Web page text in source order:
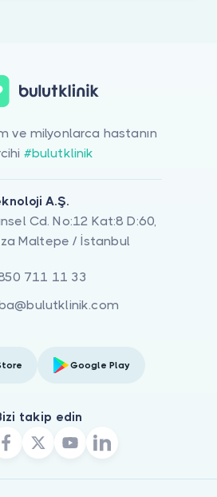
ve milyonlarca hastanın
#bulutklinik
A.Ş.
Cd. No:12 Kat:8 D:60,
Maltepe / İstanbul
711 11 33
Google Play
takip edin